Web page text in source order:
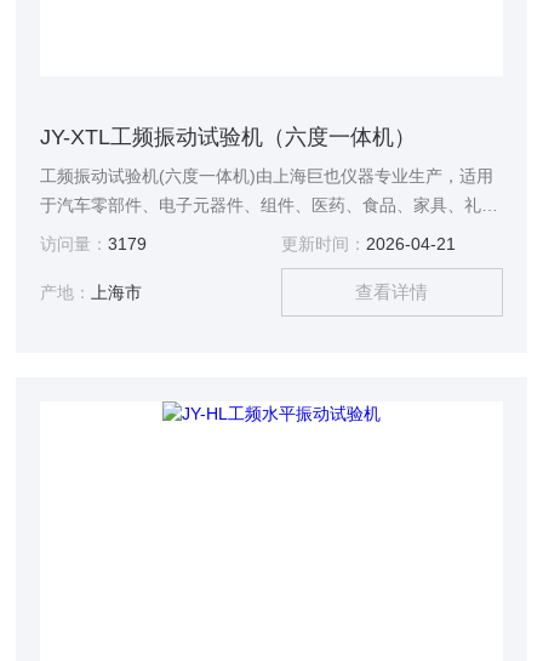
JY-XTL工频振动试验机（六度一体机）
工频振动试验机(六度一体机)由上海巨也仪器专业生产，适用
于汽车零部件、电子元器件、组件、医药、食品、家具、礼
品、陶瓷、包装等行业实验室及生产线上对样品进行品质鉴
疲劳试验、振动防止改善等。
访问量：3179 更新时间： 2026-04-21
产地： 上海市 查看详情